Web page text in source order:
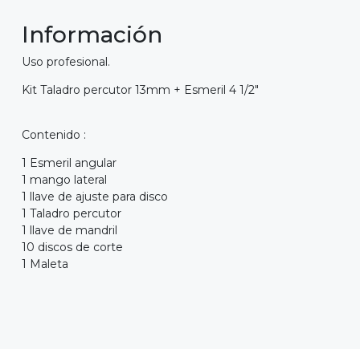
Información
Uso profesional.
Kit Taladro percutor 13mm +
Contenido :
1 Esmeril angular
1 mango lateral
1 llave de ajuste para disco
1 Taladro percutor
1 llave de mandril
10 discos de corte
1 Maleta